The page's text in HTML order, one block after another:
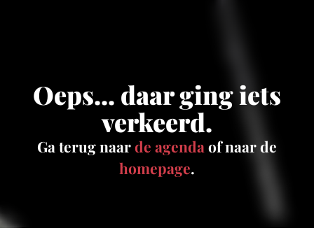
Oeps... daar ging iets
verkeerd.
Ga terug naarde agenda of naar de
homepage.